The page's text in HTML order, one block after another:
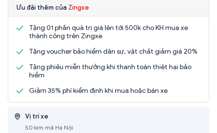
Ưu đãi thêm của Zingxe
Tặng 01 phần quà trị giá lên tới 500k cho KH mua xe
thành công trên Zingxe
Tặng voucher bảo hiểm dân sự, vật chất giảm giá 20%
Tặng phiếu miễn thưởng khi thanh toán thiệt hại bảo
hiểm
Giảm 35% phí kiểm định khi mua hoặc bán xe
Vị trí xe
50 kim mã Hà Nội